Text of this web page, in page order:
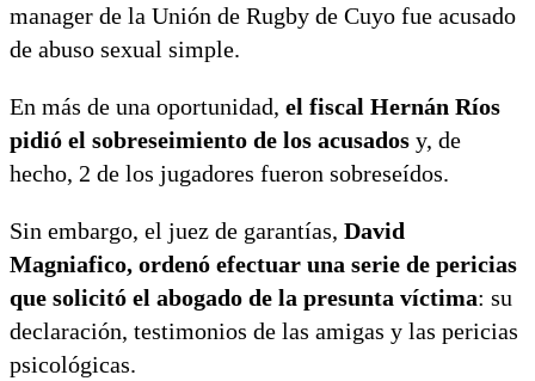
manager de la Unión de Rugby de Cuyo fue acusado
de abuso sexual simple.
En más de una oportunidad, el fiscal Hernán Ríos
pidió el sobreseimiento de los acusados y, de
hecho, 2 de los jugadores fueron sobreseídos.
Sin embargo, el juez de garantías, David
Magniafico, ordenó efectuar una serie de pericias
que solicitó el abogado de la presunta víctima: su
declaración, testimonios de las amigas y las pericias
psicológicas.